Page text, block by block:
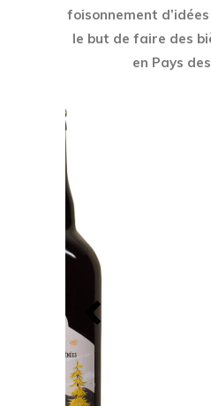
foisonnement
le but de faire des
en Pays